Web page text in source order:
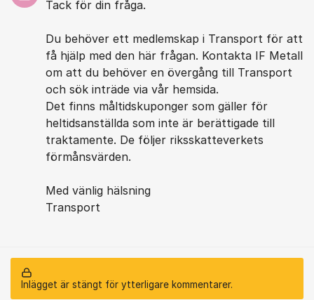
Tack för din fråga.
Du behöver ett medlemskap i Transport för att
få hjälp med den här frågan. Kontakta IF Metall
om att du behöver en övergång till Transport
och sök inträde via vår hemsida.
Det finns måltidskuponger som gäller för
heltidsanställda som inte är berättigade till
traktamente. De följer riksskatteverkets
förmånsvärden.
Med vänlig hälsning
Transport
Inlägget är stängt för ytterligare kommentarer.